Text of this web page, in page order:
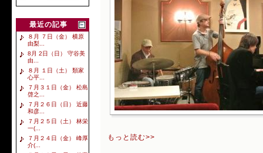
最近の記事
８月 ７日（金） 横原
由梨...
8月 2日（日） 守谷美
由...
８月 １日（土） 類家
心平...
７月３１日（金） 松島
啓之...
７月２６日（日） 近藤
和彦...
７月２５日（土） 林栄
一(...
７月２４日（金） 峰厚
介(...
もっと読む>>